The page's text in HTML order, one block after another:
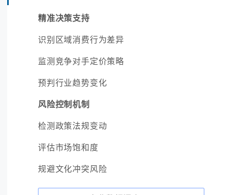
精准决策支持
识别区域消费行为差异
监测竞争对手定价策略
预判行业趋势变化
风险控制机制
检测政策法规变动
评估市场饱和度
规避文化冲突风险